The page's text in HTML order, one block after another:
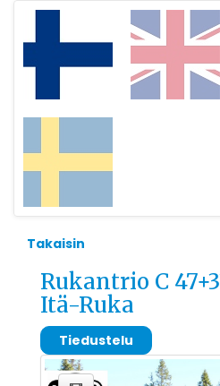
Takaisin
Rukantrio C
Itä-Ruka